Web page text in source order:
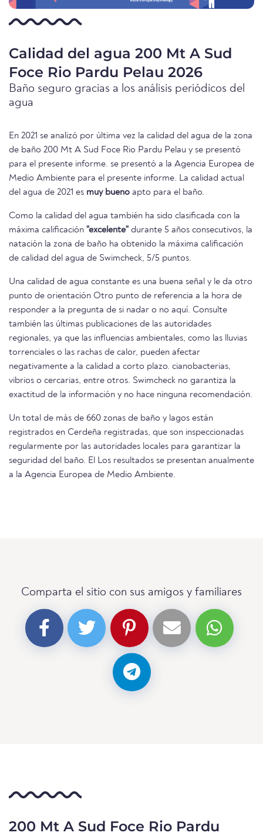
Calidad del agua 200 Mt A Sud
Foce Rio Pardu Pelau 2026
Baño seguro gracias a los análisis periódicos del
agua
En 2021 se analizó por última vez la calidad del agua de la zona
de baño 200 Mt A Sud Foce Rio Pardu Pelau y se presentó
para el presente informe. se presentó a la Agencia Europea de
Medio Ambiente para el presente informe. La calidad actual
del agua de 2021 es muy bueno apto para el baño.
Como la calidad del agua también ha sido clasificada con la
máxima calificación "excelente" durante 5 años consecutivos, la
natación la zona de baño ha obtenido la máxima calificación
de calidad del agua de Swimcheck, 5/5 puntos.
Una calidad de agua constante es una buena señal y le da otro
punto de orientación Otro punto de referencia a la hora de
responder a la pregunta de si nadar o no aquí. Consulte
también las últimas publicaciones de las autoridades
regionales, ya que las influencias ambientales, como las lluvias
torrenciales o las rachas de calor, pueden afectar
negativamente a la calidad a corto plazo. cianobacterias,
vibrios o cercarias, entre otros. Swimcheck no garantiza la
exactitud de la información y no hace ninguna recomendación.
Un total de más de 660 zonas de baño y lagos están
registrados en Cerdeña registradas, que son inspeccionadas
regularmente por las autoridades locales para garantizar la
seguridad del baño. El Los resultados se presentan anualmente
a la Agencia Europea de Medio Ambiente.
Comparta el sitio con sus amigos y familiares
200 Mt A Sud Foce Rio Pardu